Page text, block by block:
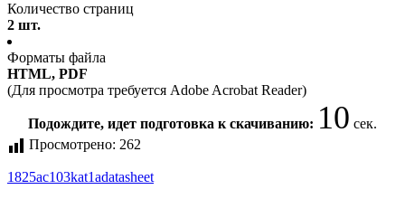
Количество страниц
2 шт.
Форматы файла
HTML, PDF
(Для просмотра требуется Adobe Acrobat Reader)
Подождите, идет подготовка к скачиванию:9сек.
Просмотрено: 262
1825ac103kat1adatasheet